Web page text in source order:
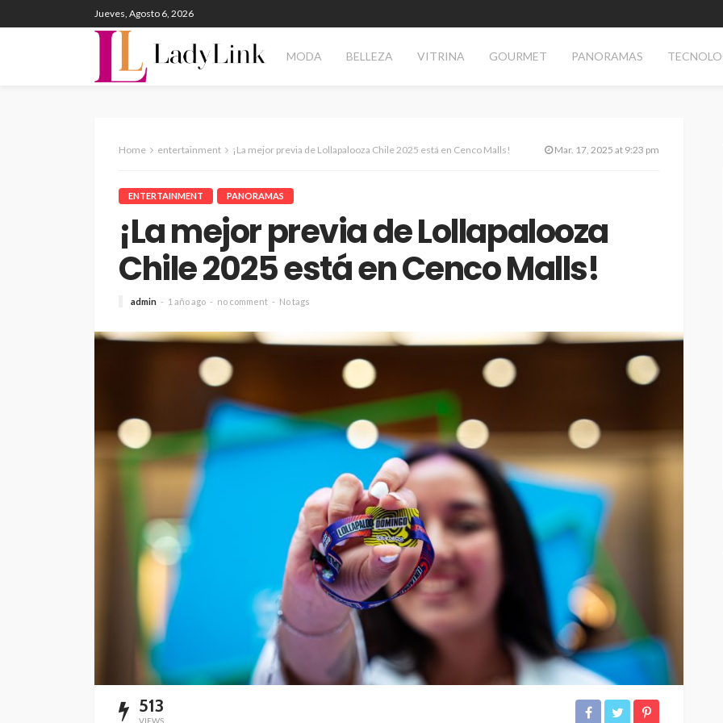
Jueves, Agosto 6, 2026
MODA BELLEZA VITRINA GOURMET PANORAMAS
Home entertainment ¡La mejor previa de Lollapalooza Chile 2025 está en Cenco Malls! Mar. 17, 2025 at 9:23 pm
ENTERTAINMENT PANORAMAS
¡La mejor previa de Lollapalooza
Chile 2025 está en Cenco Malls!
admin 1 año ago no comment No tags
513
VIEWS
ENTERTAINMENT PANORAMAS
“Harry Potter y la piedra
filosofal” vuelve a la pantalla
grande para celebrar sus 25
años
Elegir mejor: la alimentación
consciente se abre paso
Andrea Essus 8 horas ago